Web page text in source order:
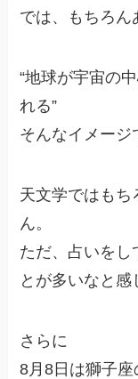
では、もちろん
“地球が宇宙の
れる”
そんなイメージ
天文学ではもち
ん。
ただ、占いをし
とが多いなと感
さらに
8月8日は獅子座